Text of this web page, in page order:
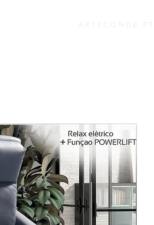
A R T E C O N D E . P T